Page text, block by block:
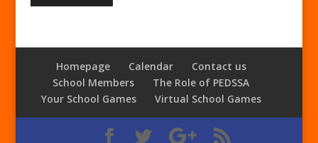
Homepage Calendar
Contact us
School Members
The Role of PEDSSA
Your School Games
Virtual School Games